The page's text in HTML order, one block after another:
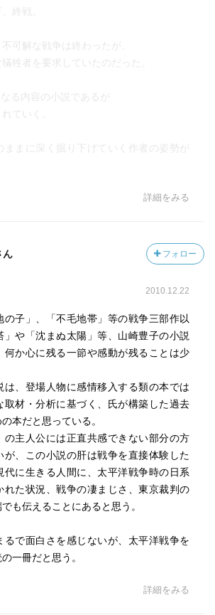
僕の何か解釈の違いなのだろうか。この
分語りをしている下りもある。ページ数
いる。ありがちだけどこういうふうに突
が変わる小説と云うのは実は珍しいので
そ可能な技（わざ）なのかもしれないな
巻に取り掛かるつもりだけれど，例によ
だったのは間違いないが具体的にはちっ
つもりだ。
終戦。
可解な戦争は終わったが、
犠牲者を要求していたのだった。
る内容の小説であるが
ていく。
ままに深く掘り下げていく作者の姿勢が
詳細をみる
ん フォロー
2010.12.22
子」、「不毛地帯」等の戦争三部作以
」や「沈まぬ太陽」等、山崎豊子の小説
何か心に残る一節や感動が残ることは少
、登場人物に感情移入する類の本では
取材・分析に基づく、氏が構築した過去
本だと思っている。
主人公には正直共感できない部分の方
が、この小説の肝は戦争を直接体験した
代に生きる人間に、太平洋戦争時の日系
れた状況、戦争の凄まじさ、東京裁判の
も伝えることにあると思う。
で面白さを感じないが、太平洋戦争を
一冊だと思う。
詳細をみる